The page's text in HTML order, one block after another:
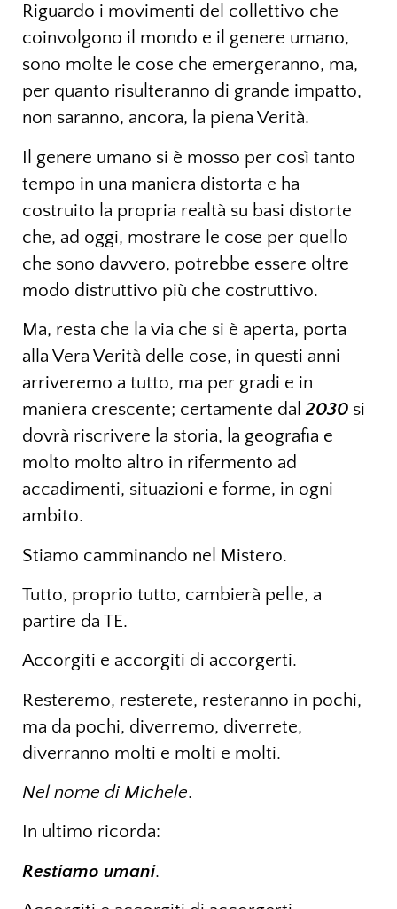
Riguardo i movimenti del collettivo che
coinvolgono il mondo e il genere umano,
sono molte le cose che emergeranno, ma,
per quanto risulteranno di grande impatto,
non saranno, ancora, la piena Verità.
Il genere umano si è mosso per così tanto
tempo in una maniera distorta e ha
costruito la propria realtà su basi distorte
che, ad oggi, mostrare le cose per quello
che sono davvero, potrebbe essere oltre
modo distruttivo più che costruttivo.
Ma, resta che la via che si è aperta, porta
alla Vera Verità delle cose, in questi anni
arriveremo a tutto, ma per gradi e in
maniera crescente; certamente dal2030 si
dovrà riscrivere la storia, la geografia e
molto molto altro in rifermento ad
accadimenti, situazioni e forme, in ogni
ambito.
Stiamo camminando nel Mistero.
Tutto, proprio tutto, cambierà pelle, a
partire da TE.
Accorgiti e accorgiti di accorgerti.
Resteremo, resterete, resteranno in pochi,
ma da pochi, diverremo, diverrete,
diverranno molti e molti e molti.
Nel nome di Michele.
In ultimo ricorda:
Restiamo umani.